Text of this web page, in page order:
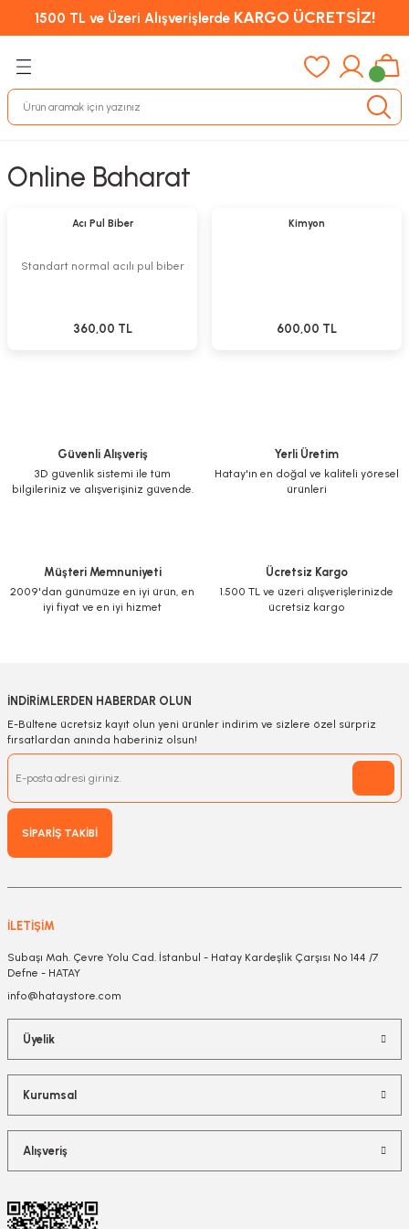
1500 TL ve Üzeri Alışverişlerde KARGO ÜCRETSİZ!
Online Baharat
Acı Pul Biber
Standart normal acılı pul biber
360,00 TL
Kimyon
600,00 TL
Güvenli Alışveriş
3D güvenlik sistemi ile tüm
bilgileriniz ve alışverişiniz güvende.
Yerli Üretim
Hatay'ın en doğal ve kaliteli yöresel
ürünleri
Müşteri Memnuniyeti
2009'dan günümüze en iyi ürün, en
iyi fiyat ve en iyi hizmet
Ücretsiz Kargo
1.500 TL ve üzeri alışverişlerinizde
ücretsiz kargo
İNDİRİMLERDEN HABERDAR OLUN
E-Bültene ücretsiz kayıt olun yeni ürünler indirim ve sizlere özel sürpriz
fırsatlardan anında haberiniz olsun!
SİPARİŞ TAKİBİ
İLETİŞİM
Subaşı Mah. Çevre Yolu Cad. İstanbul - Hatay Kardeşlik Çarşısı No 144 /7
Defne - HATAY
info@hataystore.com
Üyelik
Kurumsal
Alışveriş